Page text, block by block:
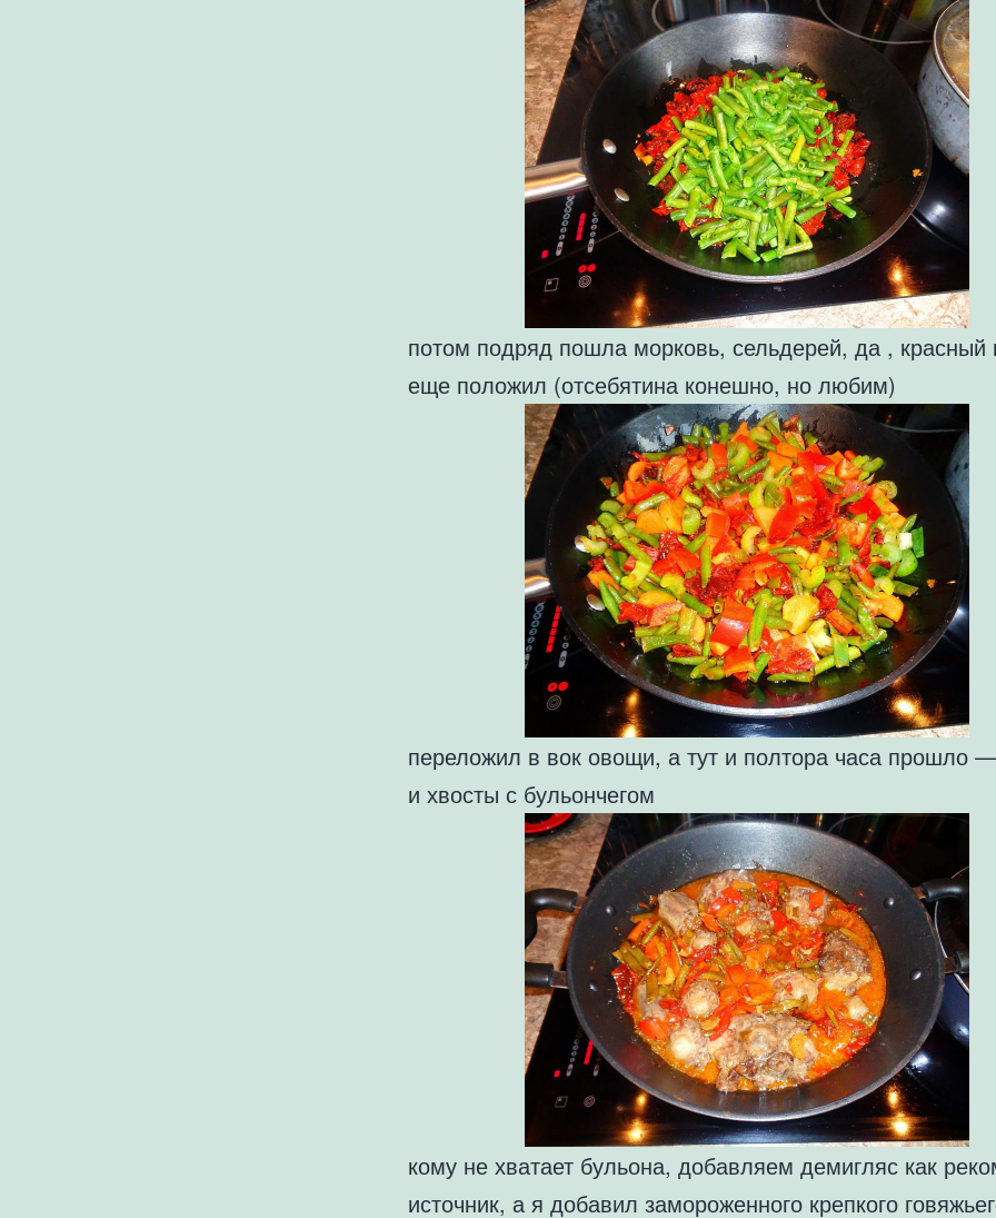
потом подряд пошла морковь, сельдерей, да , красный
еще положил (отсебятина конешно, но любим)
переложил в вок овощи, а тут и полтора часа прошло
и хвосты с бульончегом
кому не хватает бульона, добавляем демигляс как
источник, а я добавил замороженного крепкого